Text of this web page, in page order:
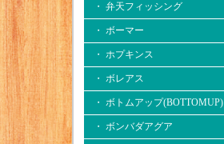
・ 弁天フィッシング
・ ボーマー
・ ホプキンス
・ ボレアス
・ ボトムアップ(BOTTOMUP)
・ ボンバダアグア